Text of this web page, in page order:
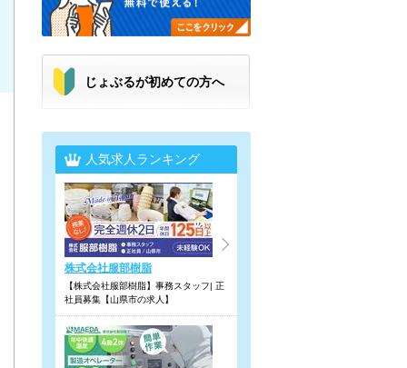
じょぶるが初めての方へ
人気求人ランキング
株式会社服部樹脂
【株式会社服部樹脂】事務スタッフ| 正
社員募集【山県市の求人】